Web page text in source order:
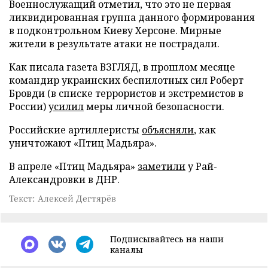
Военнослужащий отметил, что это не первая
ликвидированная группа данного формирования
в подконтрольном Киеву Херсоне. Мирные
жители в результате атаки не пострадали.
Как писала газета ВЗГЛЯД, в прошлом месяце
командир украинских беспилотных сил Роберт
Бровди (в списке террористов и экстремистов в
России)усилилмеры личной безопасности.
Российские артиллеристы объясняли, как
уничтожают «Птиц Мадьяра».
В апреле «Птиц Мадьяра» заметилиу Рай-
Александровки в ДНР.
Текст: Алексей Дегтярёв
Подписывайтесь на наши
каналы